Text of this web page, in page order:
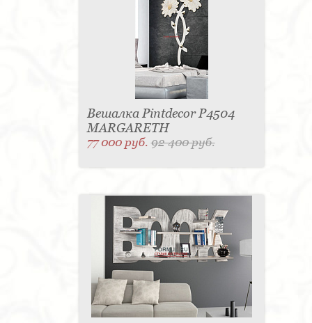
Вешалка Pintdecor P4504
MARGARETH
77 000 руб.92 400 руб.